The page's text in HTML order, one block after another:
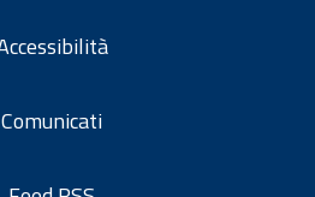
Comunicati